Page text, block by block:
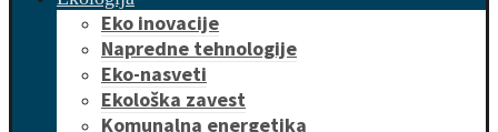
Eko inovacije
Napredne tehnologije
Eko-nasveti
Ekološka zavest
Komunalna energetika